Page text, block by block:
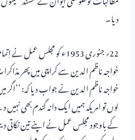
دیا۔
22؍ جنوری 1953ء کو مجلس
خواجہ ناظم الدین سے کراچی میں پھر
خواجہ ناظم الدین نے جواب دیا کہ:
لوں تو امریکہ ہمیں ایک دانہ گندم بھی
کے باوجود مجلس عمل نے اپنے تین